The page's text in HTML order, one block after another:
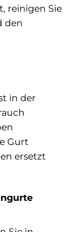
reinigen Sie
den
in der
Gurt
ersetzt